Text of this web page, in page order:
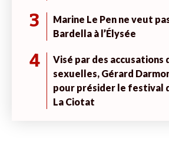
3
Marine Le Pen ne veut
Bardella à l’Élysée
4
Visé par des accusations
sexuelles, Gérard
pour présider le festival
La Ciotat